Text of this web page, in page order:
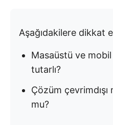
Aşağıdakilere dikkat
Masaüstü ve
tutarlı?
Çözüm
mu?